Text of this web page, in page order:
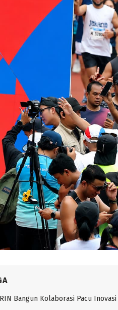
Bangun Kolaborasi Pacu Inovasi